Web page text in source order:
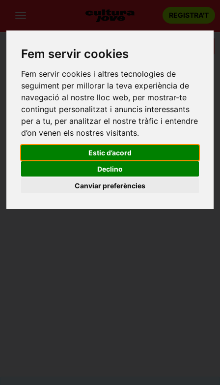
Fem servir cookies
Fem servir cookies i altres tecnologies de
seguiment per millorar la teva experiència de
navegació al nostre lloc web, per mostrar-te
contingut personalitzat i anuncis interessants
per a tu, per analitzar el nostre tràfic i entendre
d’on venen els nostres visitants.
Estic d’acord
Declino
Canviar preferències
REGISTRA'T
Portada Recintes Amfiteatre Parc Catalunya
AMFITEATRE PARC CATALUNYA
Sabadell
Carrer Prat de la Riba, 114